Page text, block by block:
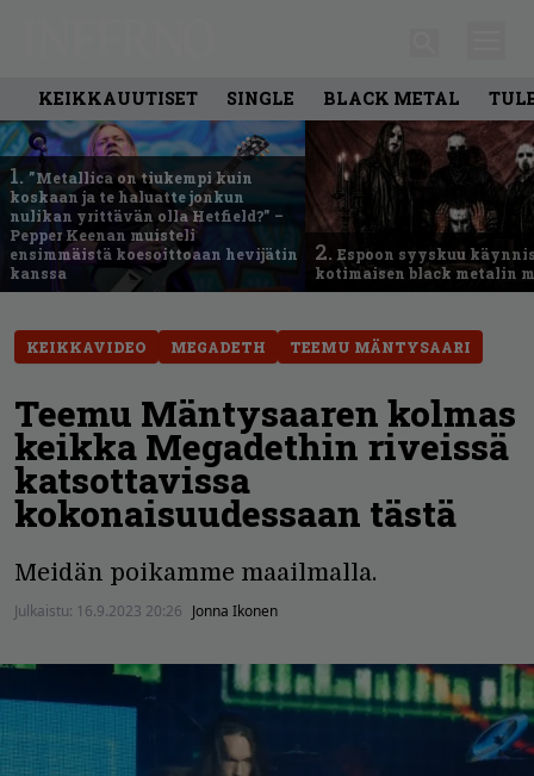
KEIKKAUUTISET SINGLE BLACK METAL
1. ”Metallica on tiukempi kuin
koskaan ja te haluatte jonkun
nulikan yrittävän olla Hetfield?” –
Pepper Keenan muisteli
ensimmäistä koesoittoaan hevijätin
kanssa
2. Espoon syyskuu
kotimaisen black metalin
KEIKKAVIDEO MEGADETH TEEMU MÄNTYSAARI
Teemu Mäntysaaren kolmas
keikka Megadethin riveissä
katsottavissa
kokonaisuudessaan tästä
Meidän poikamme maailmalla.
Julkaistu: 16.9.2023 20:26 Jonna Ikonen